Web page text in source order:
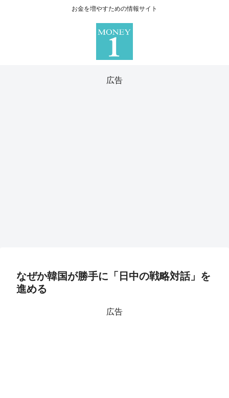
お金を増やすための情報サイト
広告
なぜか韓国が勝手に「日中の戦略対話」を
進める
広告